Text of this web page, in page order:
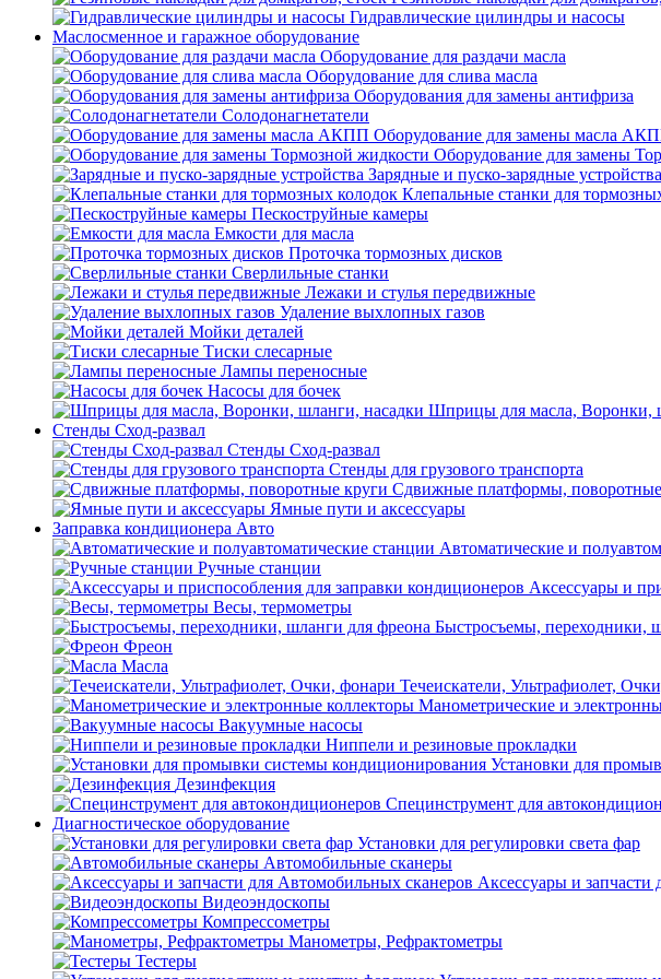
Гидравлические цилиндры и насосы
Маслосменное и гаражное оборудование
Оборудование для раздачи масла
Оборудование для слива масла
Оборудования для замены антифриза
Солодонагнетатели
Оборудование для замены масла
Оборудование для замены
Зарядные и пуско-зарядные устройства
Клепальные станки для
Пескоструйные камеры
Емкости для масла
Проточка тормозных дисков
Сверлильные станки
Лежаки и стулья передвижные
Удаление выхлопных газов
Мойки деталей
Тиски слесарные
Лампы переносные
Насосы для бочек
Шприцы для масла, Воронки,
Стенды Сход-развал
Стенды Сход-развал
Стенды для грузового транспорта
Сдвижные платформы,
Ямные пути и аксессуары
Заправка кондиционера Авто
Автоматические и
Ручные станции
Аксессуары и
Весы, термометры
Быстросъемы, переходники,
Фреон
Масла
Течеискатели, Ультрафиолет,
Манометрические и
Вакуумные насосы
Ниппели и резиновые прокладки
Установки для
Дезинфекция
Специнструмент для
Диагностическое оборудование
Установки для регулировки света фар
Автомобильные сканеры
Аксессуары и
Видеоэндоскопы
Компрессометры
Манометры, Рефрактометры
Тестеры